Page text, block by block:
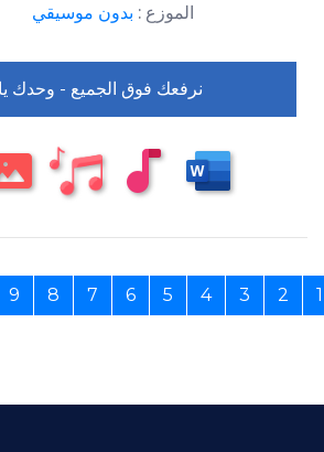
الموزع :بدون موسيقي
نرفعك فوق الجميع - وحدك يا يسوع
3
4
5
7
8
9
10